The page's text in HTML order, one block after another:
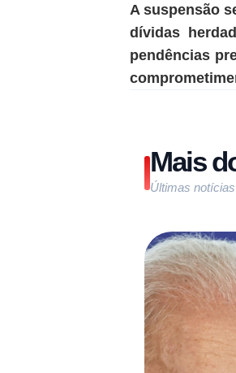
A suspensão
dívidas
pendências
Mais
Últimas